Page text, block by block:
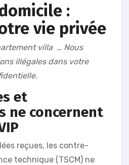
:
vie privée
villa … Nous
illégales dans votre
et
ne concernent
reçues, les contre-
technique (TSCM) ne